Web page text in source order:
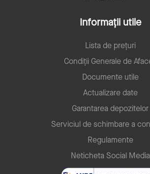
Informații utile
Lista de prețuri
Condiții Generale de
Documente utile
Actualizare date
Garantarea depozitelor
Serviciul de schimbare a
Regulamente
Neticheta Social Media